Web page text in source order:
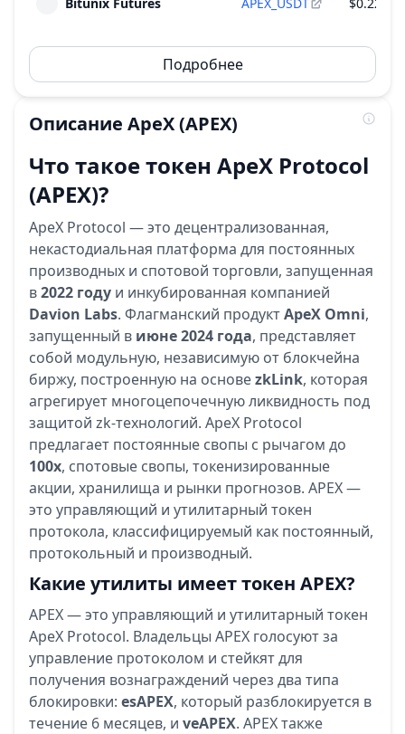
Подробнее
Описание ApeX(APEX)
Что такое токен ApeX Protocol
(APEX)?
ApeX Protocol — это децентрализованная,
некастодиальная платформа для постоянных
производных и спотовой торговли, запущенная
в2022 году и инкубированная компанией
Davion Labs. Флагманский продуктApeX Omni,
запущенный в июне 2024 года, представляет
собой модульную, независимую от блокчейна
биржу, построенную на основеzkLink, которая
агрегирует многоцепочечную ликвидность под
защитой zk-технологий. ApeX Protocol
предлагает постоянные свопы с рычагом до
100x, спотовые свопы, токенизированные
акции, хранилища и рынки прогнозов. APEX —
это управляющий и утилитарный токен
протокола, классифицируемый как постоянный,
протокольный и производный.
Какие утилиты имеет токен APEX?
APEX — это управляющий и утилитарный токен
ApeX Protocol. Владельцы APEX голосуют за
управление протоколом и стейкят для
получения вознаграждений через два типа
блокировки: esAPEX, который разблокируется в
течение 6 месяцев, и veAPEX. APEX также